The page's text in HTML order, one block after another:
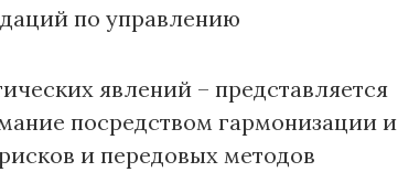
по управлению
явлений – представляется
посредством гармонизации и
и передовых методов